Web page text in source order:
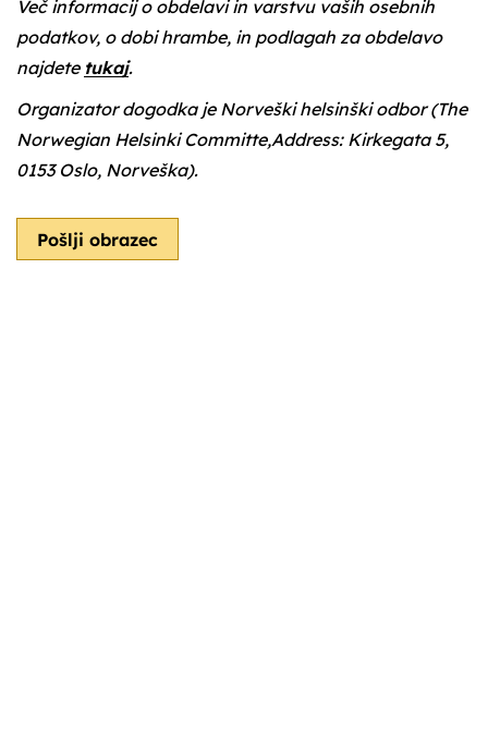
Več informacij o obdelavi in varstvu vaših osebnih
podatkov, o dobi hrambe, in podlagah za obdelavo
najdete tukaj.
Organizator dogodka je Norveški helsinški odbor (The
Norwegian Helsinki Committe,Address: Kirkegata 5,
0153 Oslo, Norveška).
Pošlji obrazec